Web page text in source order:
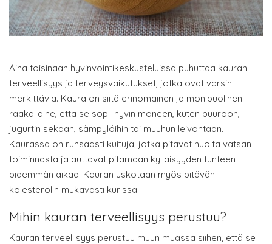
Aina toisinaan hyvinvointikeskusteluissa puhuttaa kauran
terveellisyys ja terveysvaikutukset, jotka ovat varsin
merkittäviä. Kaura on siitä erinomainen ja monipuolinen
raaka-aine, että se sopii hyvin moneen, kuten puuroon,
jugurtin sekaan, sämpylöihin tai muuhun leivontaan.
Kaurassa on runsaasti kuituja, jotka pitävät huolta vatsan
toiminnasta ja auttavat pitämään kylläisyyden tunteen
pidemmän aikaa. Kauran uskotaan myös pitävän
kolesterolin mukavasti kurissa.
Mihin kauran terveellisyys perustuu?
Kauran terveellisyys perustuu muun muassa siihen, että se